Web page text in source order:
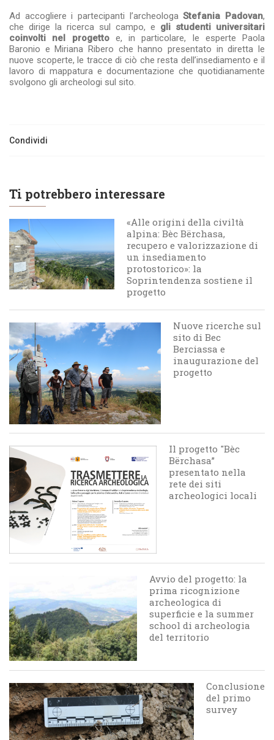
Ad accogliere i partecipanti l’archeologaStefania Padovan,
che dirige la ricerca sul campo, e gli studenti universitari
coinvolti nel progettoe, in particolare, le esperte Paola
Baronio e Miriana Ribero che hanno presentato in diretta le
nuove scoperte, le tracce di ciò che resta dell’insediamento e il
lavoro di mappatura e documentazione che quotidianamente
svolgono gli archeologi sul sito.
Condividi
Ti potrebbero interessare
«Alle origini della civiltà
alpina: Bèc Bërchasa,
recupero e valorizzazione di
un insediamento
protostorico»: la
Soprintendenza sostiene il
progetto
Nuove ricerche sul
sito di Bec
Berciassa e
inaugurazione del
progetto
Il progetto "Bèc
Bërchasa”
presentato nella
rete dei siti
archeologici locali
Avvio del progetto: la
prima ricognizione
archeologica di
superficie e la summer
school di archeologia
del territorio
Conclusione
del primo
survey